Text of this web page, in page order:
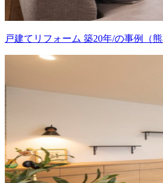
戸建てリフォーム 築20年/の事例（熊